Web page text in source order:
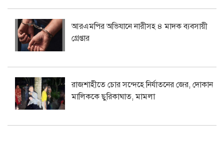
আরএমপির অভিযানে নারীসহ ৪ মাদক ব্যবসায়ী
গ্রেপ্তার
রাজশাহীতে চোর সন্দেহে নির্যাতনের জের, দোকান
মালিককে ছুরিকাঘাত, মামলা